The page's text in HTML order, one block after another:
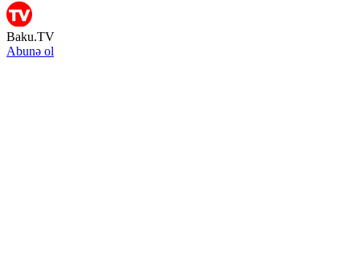
Baku.TV
Abunə ol